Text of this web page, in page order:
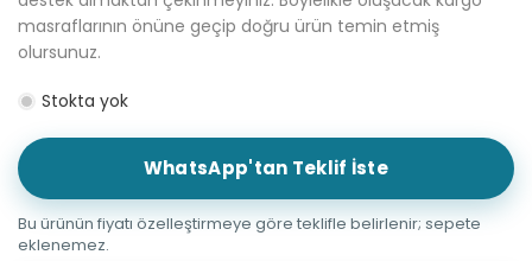
masraflarının önüne geçip doğru ürün temin etmiş
olursunuz.
Stokta yok
WhatsApp'tan Teklif İste
Bu ürünün fiyatı özelleştirmeye göre teklifle belirlenir; sepete
eklenemez.